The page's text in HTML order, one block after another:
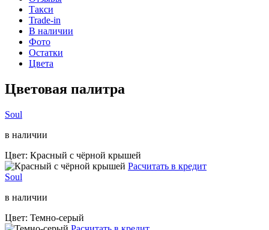
Такси
Trade-in
В наличии
Фото
Остатки
Цвета
Цветовая палитра
Soul
в наличии
Цвет: Красный с чёрной крышей
Расчитать в кредит
Soul
в наличии
Цвет: Темно-серый